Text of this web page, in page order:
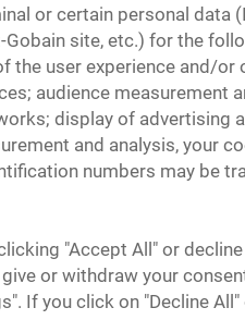
or certain personal data
Gobain site, etc.) for the
the user experience and/or
audience measurement
display of advertising
and analysis, your
numbers may be
"Accept All" or
give or withdraw your
If you click on "Decline